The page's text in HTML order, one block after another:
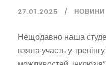
27.01.2025 НОВИНИ
Нещодавно наша
взяла участь у